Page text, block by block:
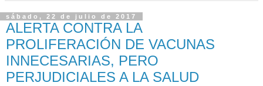
sábado, 22 de julio de 2017
ALERTA CONTRA LA
PROLIFERACIÓN DE VACUNAS
INNECESARIAS, PERO
PERJUDICIALES A LA SALUD